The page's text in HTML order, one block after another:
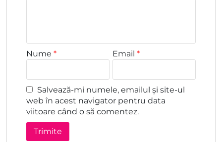
Nume * Email*
Salvează-mi numele, emailul și site-ul
web în acest navigator pentru data
viitoare când o să comentez.